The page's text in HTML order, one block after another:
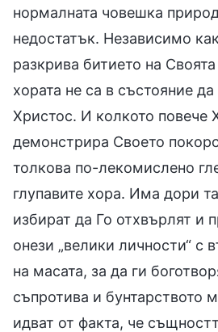
нормалната човешка
недостатък. Независимо
разкрива битието на
хората не са в състояние
Христос. И колкото повече
демонстрира Своето
толкова по-лекомислено
глупавите хора. Има дори
избират да Го отхвърлят и
онези „велики личности“ с
на масата, за да ги
съпротива и бунтарството
идват от факта, че